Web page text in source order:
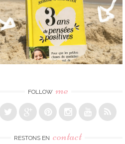
FOLLOW me
RESTONS EN contact